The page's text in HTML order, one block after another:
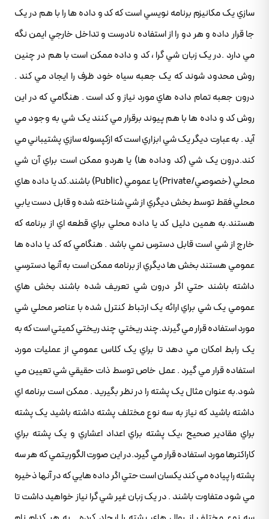
سازي يک مکانيزم برنامه نويسي است که کد و داده ها را با هم در يک
جا قرار داده و هر دو را از استفاده نادرست و تداخل خارجي ايمن نگه
مي دارد .در يک زبان شي گرا ، کد و داده ممکن است با هم در چنين
روش محدود شوند که يک جعبه سياه خود ظرف را ايجاد مي کند .
درون جعبه تمام داده هاي مورد نياز و کد است . هنگامي که در اين
روش کد و داده ها با هم پيوند برقرار مي کنند يک شي به وجود مي
آيد . به عبارت ديگر يک شي ابزاري است که ازکپسوله سازي پشتيباني مي
کند.درون يک شي (کد وداده ها) يا هردو ممکن است براي آن شي
محلي (خصوصي/Private) يا عمومي (Public) باشند.کد يا داده هاي
محلي فقط توسط بخش ديگري از شي شناخته شده و قابل دست يابي
هستند.به همين دليل کد يا داده محلي براي قطعه اي از برنامه که
خارج از شي است قابل دسترس نمي باشد . هنگامي که کد يا داده ها
عمومي هستند بخش ها ديگري از برنامه ممکن است به آنها دسترسي
داشته باشند حتي اگر درون شي تعريف شده باشند بخش هاي
عمومي يک شي براي ارائه يک ارتباط کنترل شده با عناصر محلي شي
مورد استفاده قرار مي گيرند.چند ريختي چند ريختي کميتي است که به
يک رابط امکان مي دهد تا براي يک کلاس عمومي از عمليات مورد
استفاده قرار مي گيرد . عمل خاص توسط ذات حقيقي شي تعيين مي
شود.به عنوان مثال يک پشته را در نظر بگيريد . ممکن است برنامه اي
داشته باشيد که نياز به سه نوع مختلف پشته داشته باشيد يک پشته
براي مقادير صحيح ،يک پشته براي اعداد اعشاري و يک پشته براي
کاراکترها مورد استفاده قرار مي گيرد.در اين صورت الگوريتمي که هر سه
پشته را پياده مي کند يکسان است حتي اگر داده هايي که در آنها ذخيره
مي شود متفاوت باشند . در يک زبان غير شي گرا نياز خواهيد داشت تا